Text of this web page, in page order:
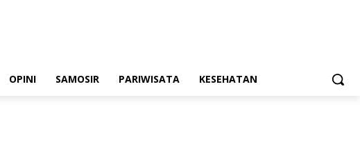
OPINI SAMOSIR PARIWISATA KESEHATAN